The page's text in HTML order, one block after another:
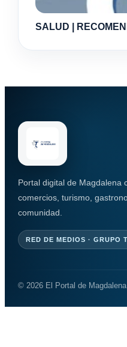
SALUD |
Portal digital de Magdalena
comercios, turismo,
comunidad.
RED DE MEDIOS · GRUPO
© 2026 El Portal de Magdalena